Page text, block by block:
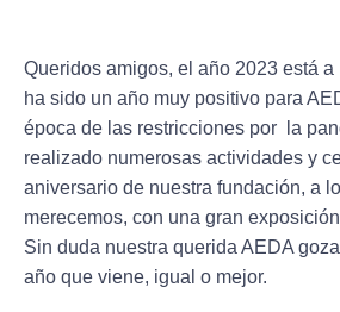
Queridos amigos, el año 2023 está a
ha sido un año muy positivo para
época de las restricciones por la
realizado numerosas actividades y
aniversario de nuestra fundación, a
merecemos, con una gran
Sin duda nuestra querida AEDA
año que viene, igual o mejor.